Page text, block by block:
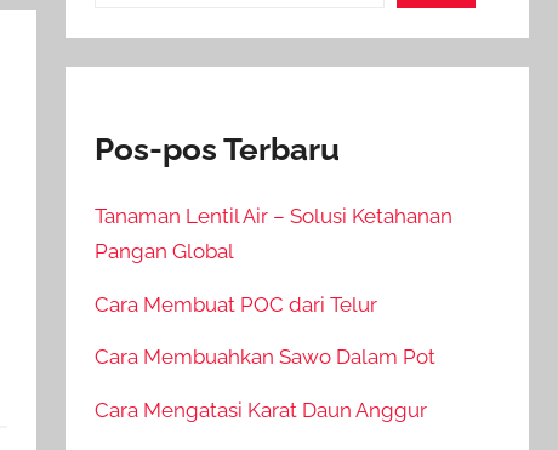
Pos-pos Terbaru
Tanaman Lentil Air – Solusi Ketahanan
Pangan Global
Cara Membuat POC dari Telur
Cara Membuahkan Sawo Dalam Pot
Cara Mengatasi Karat Daun Anggur